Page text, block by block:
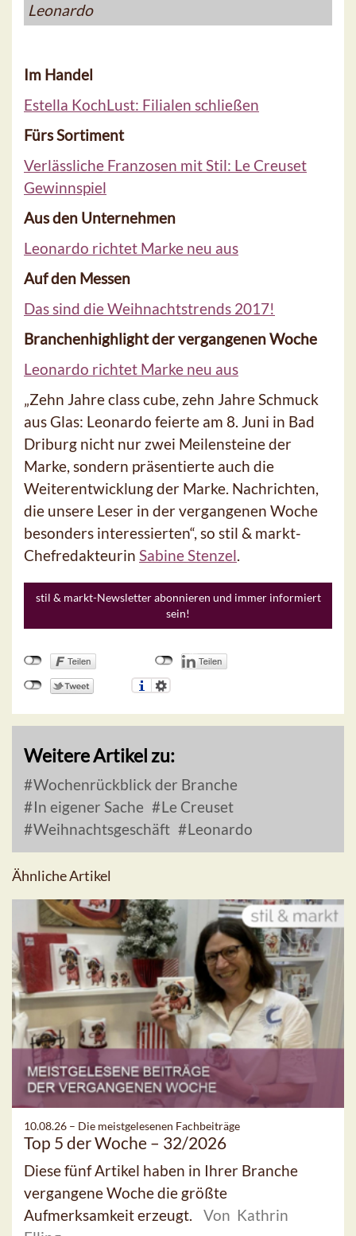
Leonardo
Im Handel
Estella KochLust: Filialen schließen
Fürs Sortiment
Verlässliche Franzosen mit Stil: Le Creuset
Gewinnspiel
Aus den Unternehmen
Leonardo richtet Marke neu aus
Auf den Messen
Das sind die Weihnachtstrends 2017!
Branchenhighlight der vergangenen Woche
Leonardo richtet Marke neu aus
„Zehn Jahre class cube, zehn Jahre Schmuck
aus Glas: Leonardo feierte am 8. Juni in Bad
Driburg nicht nur zwei Meilensteine der
Marke, sondern präsentierte auch die
Weiterentwicklung der Marke. Nachrichten,
die unsere Leser in der vergangenen Woche
besonders interessierten“, so stil & markt-
Chefredakteurin Sabine Stenzel.
stil & markt-Newsletter abonnieren und immer informiert
sein!
Weitere Artikel zu:
Wochenrückblick der Branche
In eigener Sache
Le Creuset
Weihnachtsgeschäft
Leonardo
Ähnliche Artikel
10.08.26 – Die meistgelesenen Fachbeiträge
Top 5 der Woche – 32/2026
Diese fünf Artikel haben in Ihrer Branche
vergangene Woche die größte
Aufmerksamkeit erzeugt.
Von Kathrin